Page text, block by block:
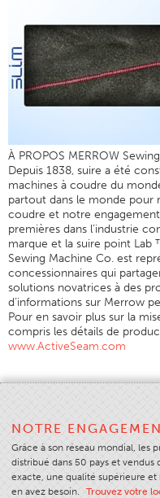
À PROPOS MERROW
Depuis 1838, suire a été
machines à coudre du
partout dans le monde pour
coudre et notre
premières dans l’industrie
marque et la suire point Lab
Sewing Machine Co. est
concessionnaires qui
solutions novatrices à des
d’informations sur Merrow
Pour en savoir plus sur la
compris les détails de
www.ActiveSeam.com
NOTRE
Grâce à son réseau mondial, les
distribué dans 50 pays et vendus
exacte, une qualité supérieure et
en avez besoin.
Trouvez votre